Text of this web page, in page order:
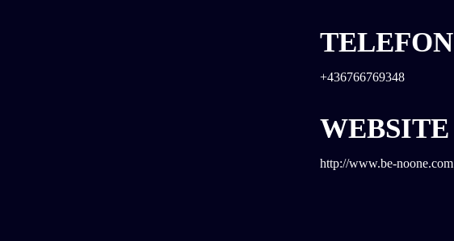
TELEFON
+436766769348
WEBSITE
http://www.be-noone.com